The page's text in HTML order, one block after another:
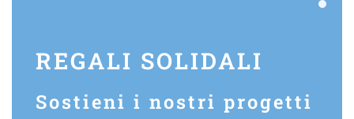
REGALI SOLIDALI
Sostieni i nostri progetti